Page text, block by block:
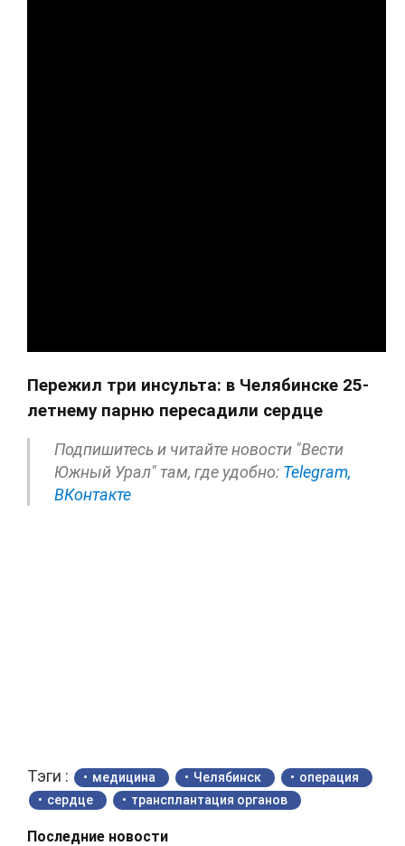
Пережил три инсульта: в Челябинске 25-
летнему парню пересадили сердце
Подпишитесь и читайте новости "Вести
Южный Урал" там, где удобно: Telegram,
ВКонтакте
Тэги : медицина Челябинск
операция
сердце
трансплантация органов
Последние новости